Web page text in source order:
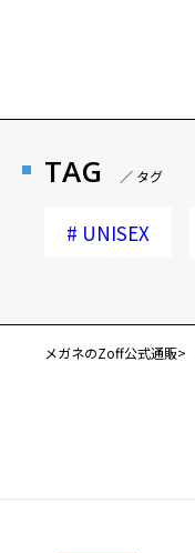
TAG ／ タグ
# UNISEX
メガネのZoff公式通販